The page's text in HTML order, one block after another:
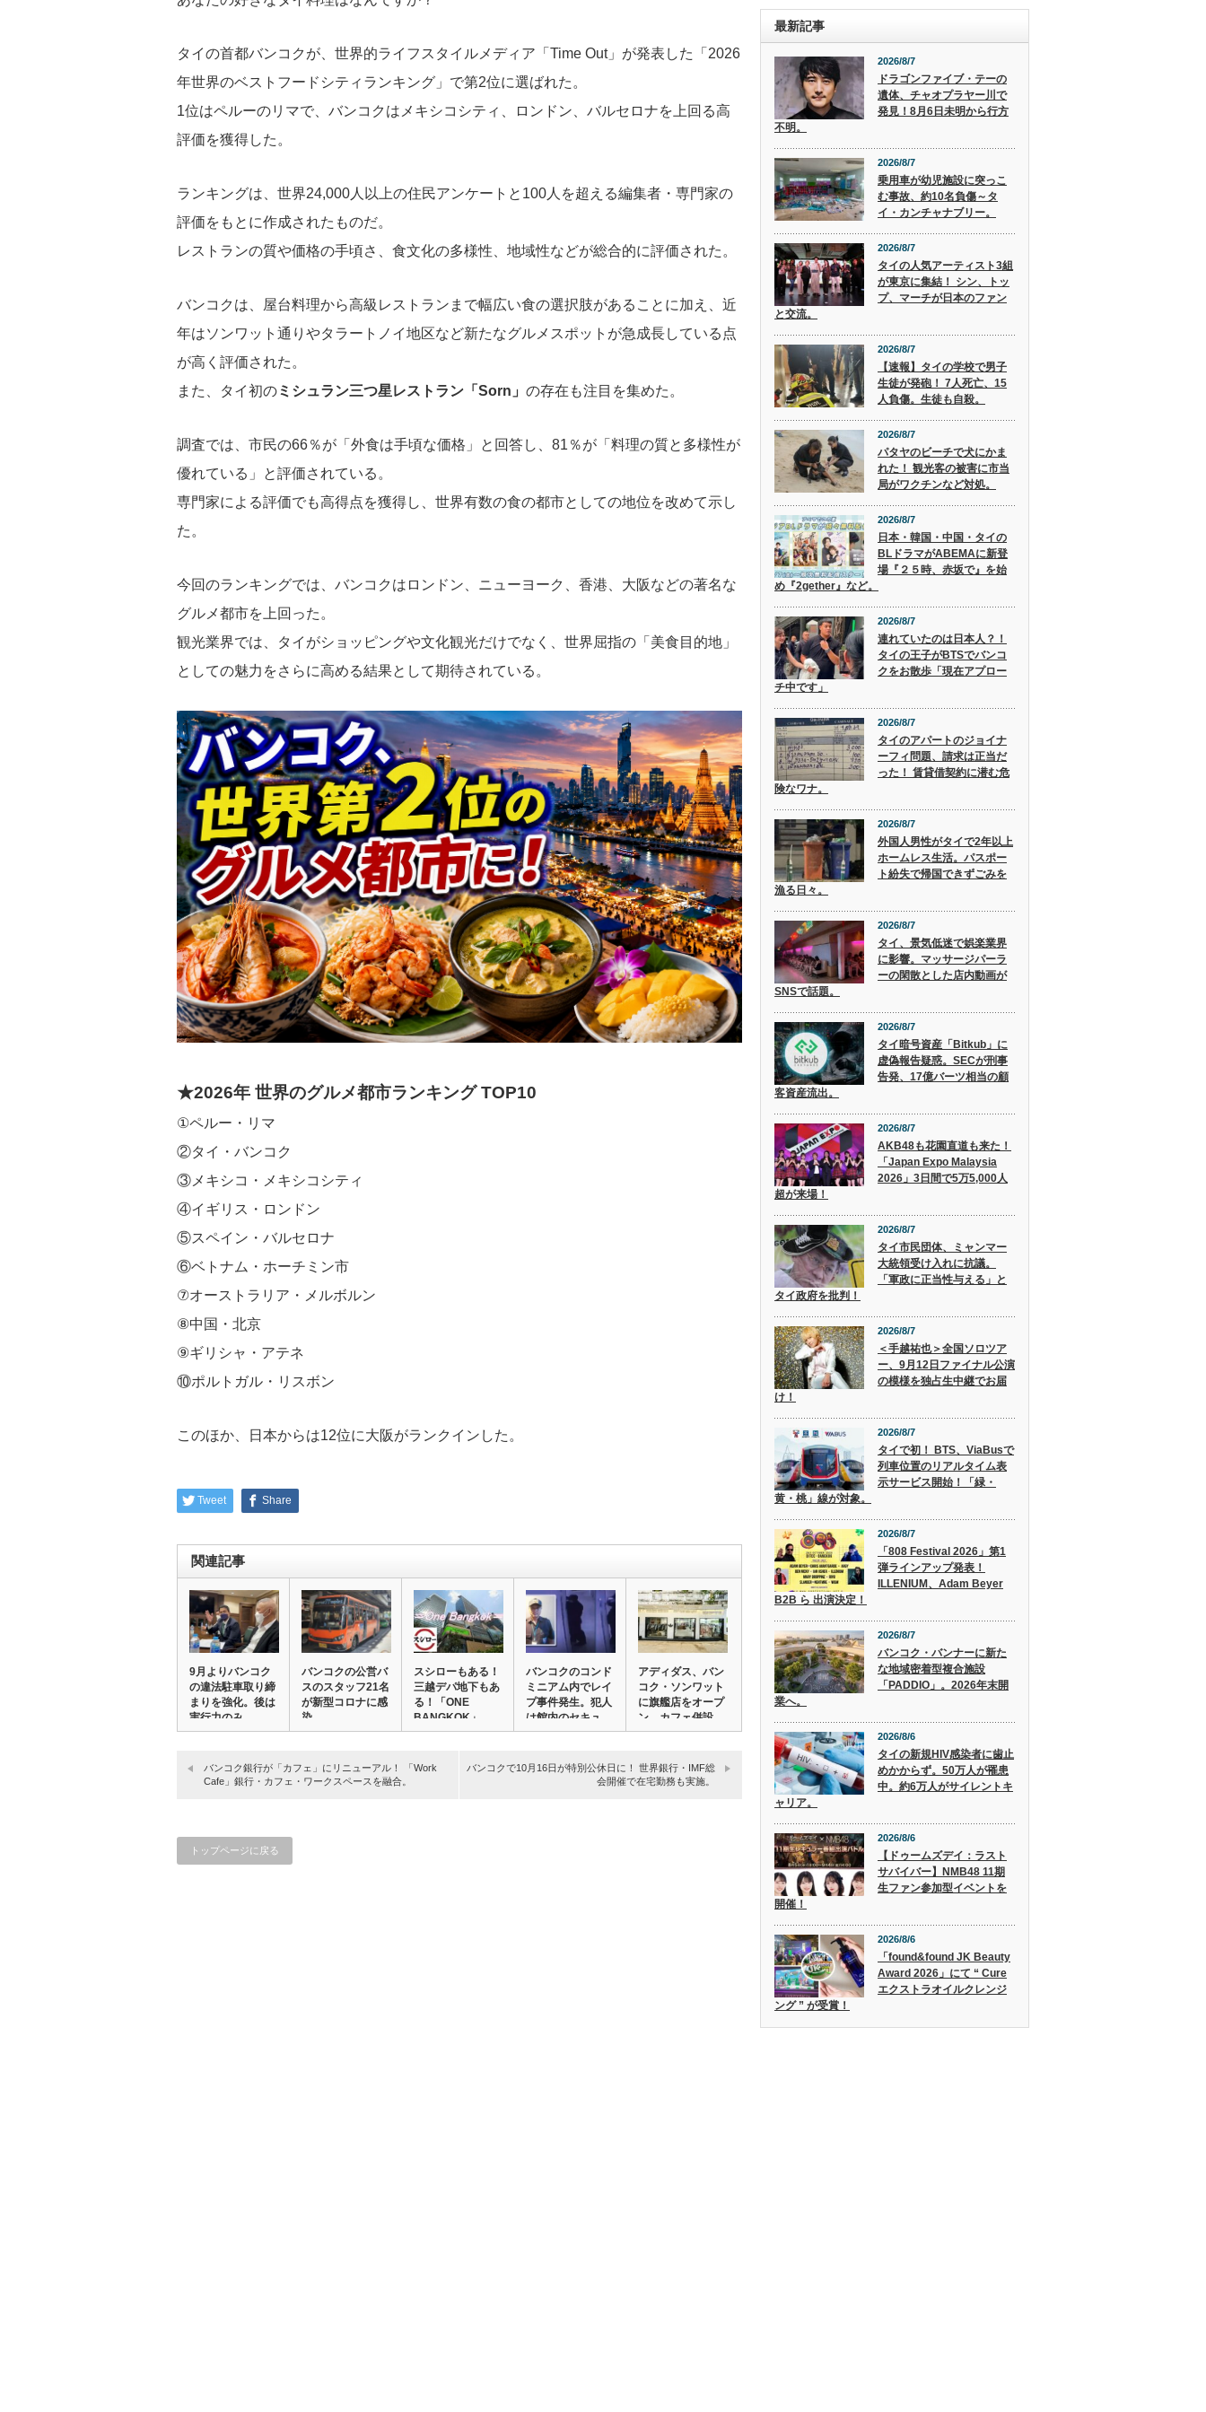
タイの首都バンコクが、世界的ライフスタイルメディア「Time Out」が発表した「2026
年世界のベストフードシティランキング」で第2位に選ばれた。
1位はペルーのリマで、バンコクはメキシコシティ、ロンドン、バルセロナを上回る高
評価を獲得した。
ランキングは、世界24,000人以上の住民アンケートと100人を超える編集者・専門家の
評価をもとに作成されたものだ。
レストランの質や価格の手頃さ、食文化の多様性、地域性などが総合的に評価された。
バンコクは、屋台料理から高級レストランまで幅広い食の選択肢があることに加え、近
年はソンワット通りやタラートノイ地区など新たなグルメスポットが急成長している点
が高く評価された。
また、タイ初のミシュラン三つ星レストラン「Sorn」 の存在も注目を集めた。
調査では、市民の66％が「外食は手頃な価格」と回答し、81％が「料理の質と多様性が
優れている」と評価されている。
専門家による評価でも高得点を獲得し、世界有数の食の都市としての地位を改めて示し
た。
今回のランキングでは、バンコクはロンドン、ニューヨーク、香港、大阪などの著名な
グルメ都市を上回った。
観光業界では、タイがショッピングや文化観光だけでなく、世界屈指の「美食目的地」
としての魅力をさらに高める結果として期待されている。
★2026年 世界のグルメ都市ランキング TOP10
①ペルー・リマ
②タイ・バンコク
③メキシコ・メキシコシティ
④イギリス・ロンドン
⑤スペイン・バルセロナ
⑥ベトナム・ホーチミン市
⑦オーストラリア・メルボルン
⑧中国・北京
⑨ギリシャ・アテネ
⑩ポルトガル・リスボン
このほか、日本からは12位に大阪がランクインした。
Tweet Share
関連記事
9月よりバンコク
の違法駐車取り締
まりを強化。後は
実行力のみ。
バンコクの公営バ
スのスタッフ21名
が新型コロナに感
染
スシローもある！
三越デパ地下もあ
る！「ONE
BANGKOK」
グ…
バンコクのコンド
ミニアム内でレイ
プ事件発生。犯人
は館内のセキュ
リ…
アディダス、バン
コク・ソンワット
に旗艦店をオープ
ン。カフェ併設
の…
バンコク銀行が「カフェ」にリニューアル！ 「Work
Cafe」銀行・カフェ・ワークスペースを融合。
バンコクで10月16日が特別公休日に！ 世界銀行・IMF総
会開催で在宅勤務も実施。
トップページに戻る
最新記事
2026/8/7
ドラゴンファイブ・テーの
遺体、チャオプラヤー川で
発見！8月6日未明から行方
不明。
2026/8/7
乗用車が幼児施設に突っこ
む事故、約10名負傷～タ
イ・カンチャナブリー。
2026/8/7
タイの人気アーティスト3組
が東京に集結！ シン、トッ
プ、マーチが日本のファン
と交流。
2026/8/7
【速報】タイの学校で男子
生徒が発砲！ 7人死亡、15
人負傷。生徒も自殺。
2026/8/7
パタヤのビーチで犬にかま
れた！ 観光客の被害に市当
局がワクチンなど対処。
2026/8/7
日本・韓国・中国・タイの
BLドラマがABEMAに新登
場『２５時、赤坂で』を始
め『2gether』など。
2026/8/7
連れていたのは日本人？！
タイの王子がBTSでバンコ
クをお散歩「現在アプロー
チ中です」
2026/8/7
タイのアパートのジョイナ
ーフィ問題、請求は正当だ
った！ 賃貸借契約に潜む危
険なワナ。
2026/8/7
外国人男性がタイで2年以上
ホームレス生活。パスポー
ト紛失で帰国できずごみを
漁る日々。
2026/8/7
タイ、景気低迷で娯楽業界
に影響。マッサージパーラ
ーの閑散とした店内動画が
SNSで話題。
2026/8/7
タイ暗号資産「Bitkub」に
虚偽報告疑惑。SECが刑事
告発、17億バーツ相当の顧
客資産流出。
2026/8/7
AKB48も花園直道も来た！
「Japan Expo Malaysia
2026」3日間で5万5,000人
超が来場！
2026/8/7
タイ市民団体、ミャンマー
大統領受け入れに抗議。
「軍政に正当性与える」と
タイ政府を批判！
2026/8/7
＜手越祐也＞全国ソロツア
ー、9月12日ファイナル公演
の模様を独占生中継でお届
け！
2026/8/7
タイで初！ BTS、ViaBusで
列車位置のリアルタイム表
示サービス開始！「緑・
黄・桃」線が対象。
2026/8/7
「808 Festival 2026」第1
弾ラインアップ発表！
ILLENIUM、Adam Beyer
B2B ら 出演決定！
2026/8/7
バンコク・バンナーに新た
な地域密着型複合施設
「PADDIO」。2026年末開
業へ。
2026/8/6
タイの新規HIV感染者に歯止
めかからず。50万人が罹患
中。約6万人がサイレントキ
ャリア。
2026/8/6
【ドゥームズデイ：ラスト
サバイバー】NMB48 11期
生ファン参加型イベントを
開催！
2026/8/6
「found&found JK Beauty
Award 2026」にて “ Cure
エクストラオイルクレンジ
ング ” が受賞！